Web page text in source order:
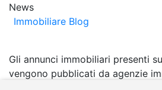
News
Immobiliare Blog
Gli annunci immobiliari presenti
vengono pubblicati da agenzie